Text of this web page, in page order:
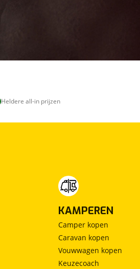
Heldere all-in prijzen
KAMPEREN
Camper kopen
Caravan kopen
Vouwwagen kopen
Keuzecoach